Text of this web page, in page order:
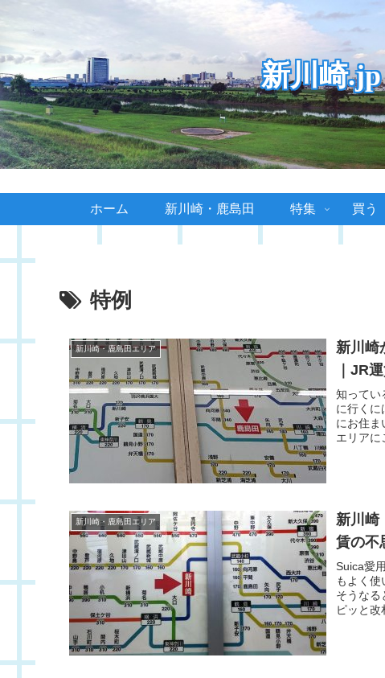
新川崎
ホーム 新川崎・鹿島田 特集 買う
特例
新川崎・鹿島田エリア
新川崎
｜JR
知ってい
に行くに
にお住ま
エリアに
新川崎・鹿島田エリア
新川崎
賃の不
Suica愛
もよく使
そうなる
ピッと